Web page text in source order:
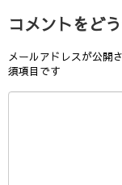
コメントをど
メールアドレスが公開
須項目です